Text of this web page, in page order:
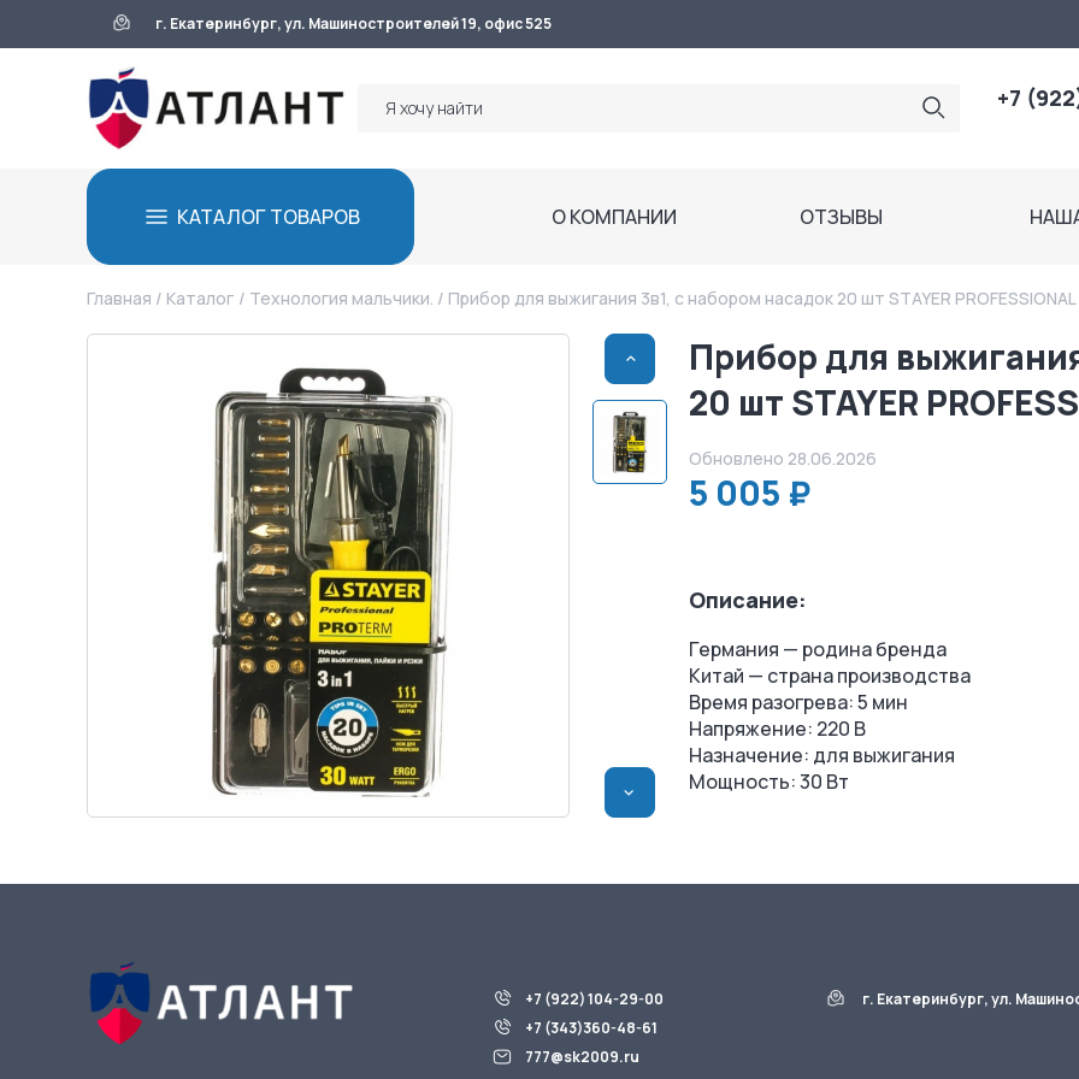
г. Екатеринбург, ул. Машиностроителей 19, офис 525
+7
КАТАЛОГ ТОВАРОВ О КОМПАНИИ ОТЗЫВЫ
Главная / Каталог / Технология мальчики. / Прибор для выжигания 3в1, с набором насадок 20 шт STAYER
>
>
Прибор для
20 шт STAYER
Обновлено 28.06.2026
5 005 ₽
Описание:
Германия — родина бренда
Китай — страна производства
Время разогрева: 5 мин
Напряжение: 220 В
Назначение: для выжигания
Мощность: 30 Вт
+7 (922) 104-29-00
+7 (343)360-48-61
777@sk2009.ru
г. Екатеринбург, ул.